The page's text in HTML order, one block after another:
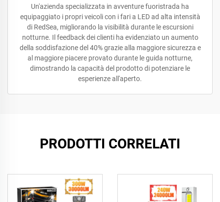
Un'azienda specializzata in avventure fuoristrada ha
equipaggiato i propri veicoli con i fari a LED ad alta intensità
di RedSea, migliorando la visibilità durante le escursioni
notturne. Il feedback dei clienti ha evidenziato un aumento
della soddisfazione del 40% grazie alla maggiore sicurezza e
al maggiore piacere provato durante le guida notturne,
dimostrando la capacità del prodotto di potenziare le
esperienze all'aperto.
PRODOTTI CORRELATI